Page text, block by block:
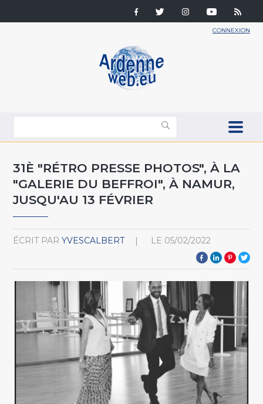
CONNEXION
31È "RÉTRO PRESSE PHOTOS", À LA
"GALERIE DU BEFFROI", À NAMUR,
JUSQU'AU 13 FÉVRIER
ÉCRIT PAR YVESCALBERT LE 05/02/2022